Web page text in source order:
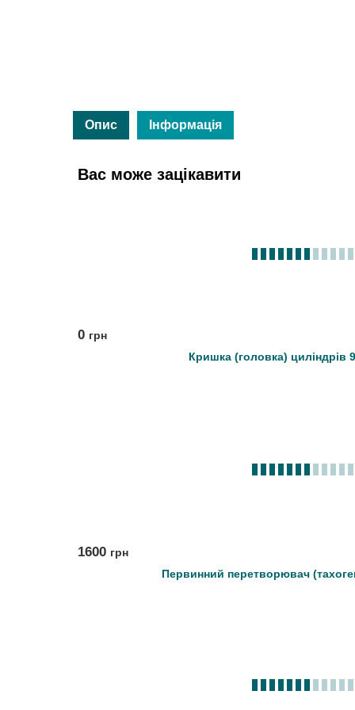
Опис Інформація
Вас може зацікавити
0 грн
Кришка (головка) циліндрів
1600 грн
Первинний перетворювач